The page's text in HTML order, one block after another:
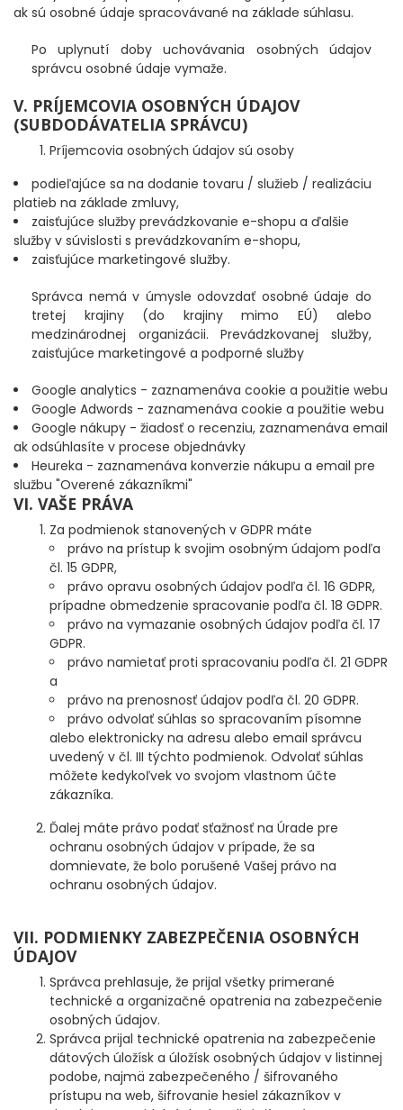
ak sú osobné údaje spracovávané na základe súhlasu.
Po uplynutí doby uchovávania osobných údajov
správcu osobné údaje vymaže.
V. PRÍJEMCOVIA OSOBNÝCH ÚDAJOV
(SUBDODÁVATELIA SPRÁVCU)
Príjemcovia osobných údajov sú osoby
podieľajúce sa na dodanie tovaru / služieb / realizáciu
platieb na základe zmluvy,
zaisťujúce služby prevádzkovanie e-shopu a ďalšie
služby v súvislosti s prevádzkovaním e-shopu,
zaisťujúce marketingové služby.
Správca nemá v úmysle odovzdať osobné údaje do
tretej krajiny (do krajiny mimo EÚ) alebo
medzinárodnej organizácii. Prevádzkovanej služby,
zaisťujúce marketingové a podporné služby
Google analytics - zaznamenáva cookie a použitie webu
Google Adwords - zaznamenáva cookie a použitie webu
Google nákupy - žiadosť o recenziu, zaznamenáva email
ak odsúhlasíte v procese objednávky
Heureka - zaznamenáva konverzie nákupu a email pre
službu "Overené zákazníkmi"
VI. VAŠE PRÁVA
Za podmienok stanovených v GDPR máte
právo na prístup k svojim osobným údajom podľa
čl. 15 GDPR,
právo opravu osobných údajov podľa čl. 16 GDPR,
prípadne obmedzenie spracovanie podľa čl. 18 GDPR.
právo na vymazanie osobných údajov podľa čl. 17
GDPR.
právo namietať proti spracovaniu podľa čl. 21 GDPR
a
právo na prenosnosť údajov podľa čl. 20 GDPR.
právo odvolať súhlas so spracovaním písomne ​​
alebo elektronicky na adresu alebo email správcu
uvedený v čl. III týchto podmienok. Odvolať súhlas
môžete kedykoľvek vo svojom vlastnom účte
zákazníka.
Ďalej máte právo podať sťažnosť na Úrade pre
ochranu osobných údajov v prípade, že sa
domnievate, že bolo porušené Vašej právo na
ochranu osobných údajov.
VII. PODMIENKY ZABEZPEČENIA OSOBNÝCH
ÚDAJOV
Správca prehlasuje, že prijal všetky primerané
technické a organizačné opatrenia na zabezpečenie
osobných údajov.
Správca prijal technické opatrenia na zabezpečenie
dátových úložísk a úložísk osobných údajov v listinnej
podobe, najmä zabezpečeného / šifrovaného
prístupu na web, šifrovanie hesiel zákazníkov v
IHLY, VRTÁČIKY, DOŤAHOVAČE UZLOV
ZARÁŽKY, STOPPER
KRMÍTKA, OLOVÁ, ZÁŤAŽE
NOŽNICE A KLIEŠTE
TRNE, KRÚŽKY, CRIMPY
PVA PROGRAM
Doplnky na feeder a plávanú
NOŽE A BRÚSKY
HRKÁLKY
KEMPING
BIVAKY A PRÍSTREŠKY
PREHOZY, DOPLNKY K BIVAKOM
DÁŽDNIKY
SPACÁKY
LEHÁTKA
KRESLÁ A STOLIČKY
ČELOVKY A SVETLÁ
ELEKTRONIKA, VENTILÁTORY, POWERBANKY
STOLÍKY DO BIVAKU
PRÍPRAVA JEDLA, NÁDOBY, OHREVY, CHLADNIČKY
TERMO A JEDÁLENSKÉ TAŠKY
ODPUDZOVAČE HMYZU
VOZÍKY
TAŠKY, BATOHY A PUZDRA